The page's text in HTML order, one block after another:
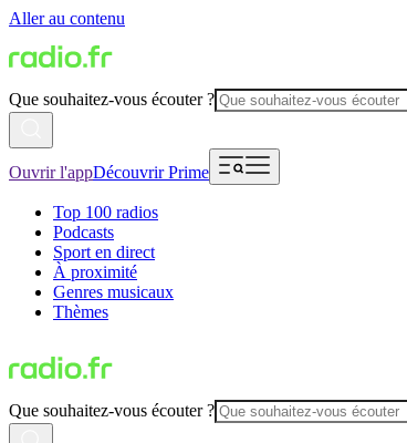
Aller au contenu
Que souhaitez-vous écouter ?
Ouvrir l'appDécouvrir Prime
Top 100 radios
Podcasts
Sport en direct
À proximité
Genres musicaux
Thèmes
Que souhaitez-vous écouter ?